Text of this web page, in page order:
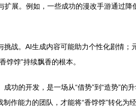
展。例如，一些成功的漫改手游通过
战。AI生成内容可能助力个性化剧情
饽”持续飘香的根本。
功的开发，是一场从“借势”到“造势”
作能力的团队，才能将“香饽饽”转化为